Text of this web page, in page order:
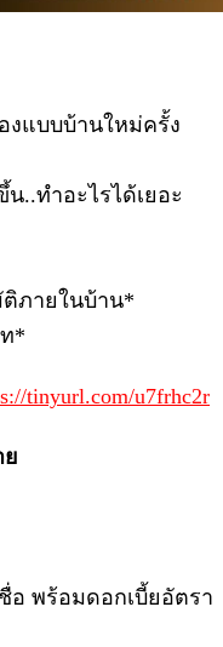
องแบบบ้านใหม่ครั้ง
..ทำอะไรได้เยอะ
ภายในบ้าน*
*
tinyurl.com/u7frhc2r
อ พร้อมดอกเบี้ยอัตรา